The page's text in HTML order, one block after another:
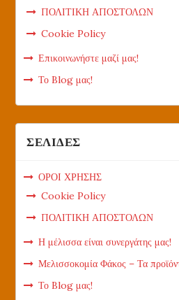
ΠΟΛΙΤΙΚΗ ΑΠΟΣΤΟΛΩΝ
Cookie Policy
Επικοινωνήστε μαζί μας!
Το Blog μας!
ΣΕΛΙΔΕΣ
ΟΡΟΙ ΧΡΗΣΗΣ
Cookie Policy
ΠΟΛΙΤΙΚΗ ΑΠΟΣΤΟΛΩΝ
Η μέλισσα είναι συνεργάτης μας!
Μελισσοκομία Φάκος – Τα
Το Blog μας!